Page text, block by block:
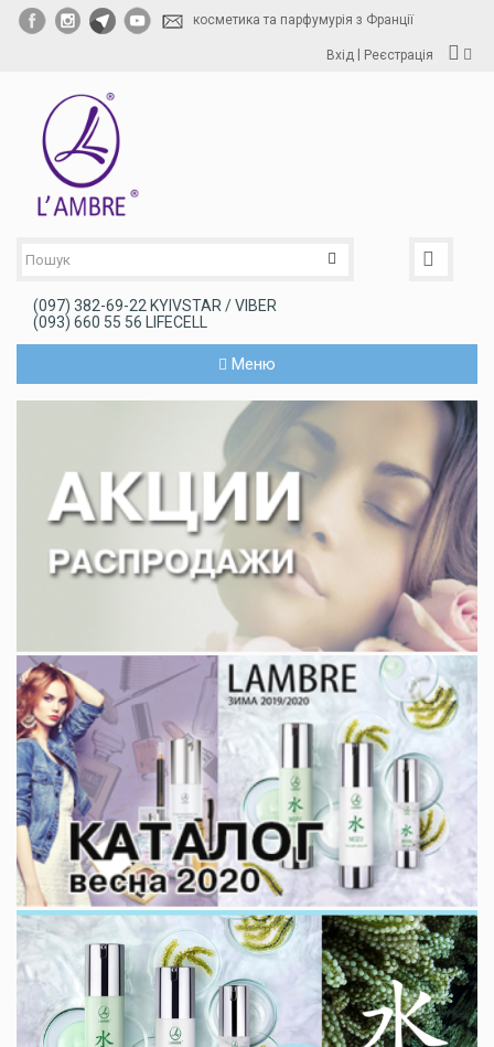
косметика та парфумурія з Франції
Вхід Реєстрація
(097) 382-69-22 KYIVSTAR / VIBER
(093) 660 55 56 LIFECELL
Меню